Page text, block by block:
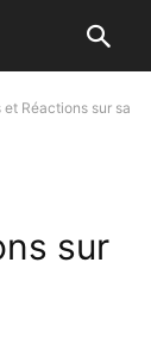
Réactions sur sa
sur